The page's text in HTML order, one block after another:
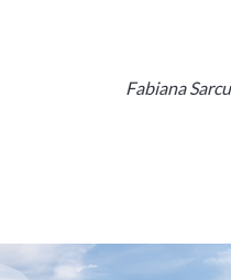
Fabiana